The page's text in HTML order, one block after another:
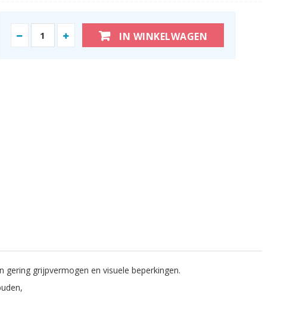
IN WINKELWAGEN
grijpvermogen en visuele beperkingen.